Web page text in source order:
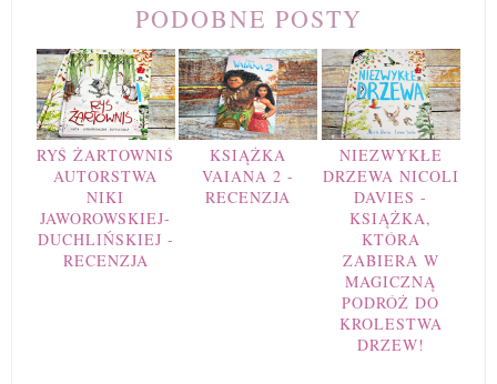
PODOBNE POSTY
RYŚ ŻARTOWNIŚ
AUTORSTWA
NIKI
JAWOROWSKIEJ-
DUCHLIŃSKIEJ -
RECENZJA
KSIĄŻKA
VAIANA 2 -
RECENZJA
NIEZWYKŁE
DRZEWA NICOLI
DAVIES -
KSIĄŻKA,
KTÓRA
ZABIERA W
MAGICZNĄ
PODRÓŻ DO
KROLESTWA
DRZEW!